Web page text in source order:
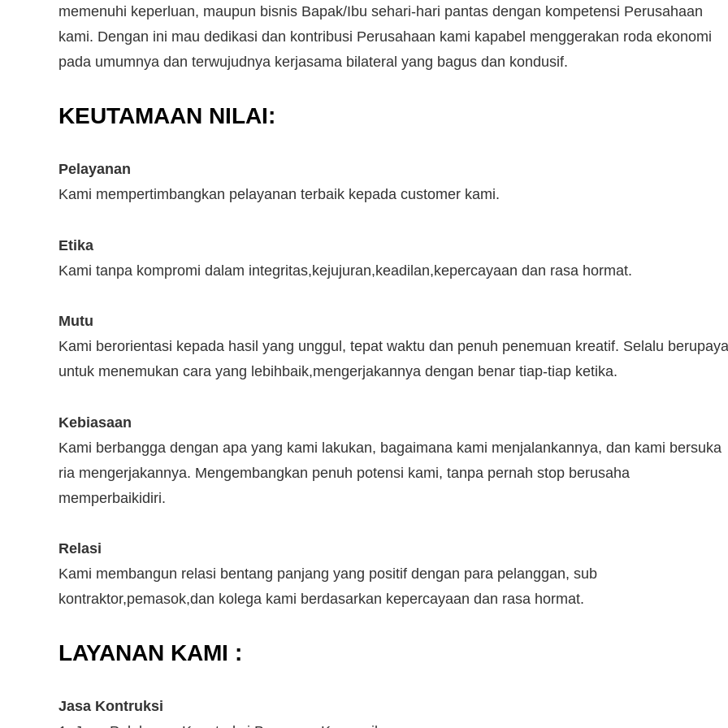
memenuhi keperluan, maupun bisnis Bapak/Ibu sehari-hari pantas dengan kompetensi Perusahaan
kami. Dengan ini mau dedikasi dan kontribusi Perusahaan kami kapabel menggerakan roda ekonomi
pada umumnya dan terwujudnya kerjasama bilateral yang bagus dan kondusif.
KEUTAMAAN NILAI:
Pelayanan
Kami mempertimbangkan pelayanan terbaik kepada customer kami.
Etika
Kami tanpa kompromi dalam integritas,kejujuran,keadilan,kepercayaan dan rasa hormat.
Mutu
Kami berorientasi kepada hasil yang unggul, tepat waktu dan penuh penemuan kreatif. Selalu berupaya
untuk menemukan cara yang lebihbaik,mengerjakannya dengan benar tiap-tiap ketika.
Kebiasaan
Kami berbangga dengan apa yang kami lakukan, bagaimana kami menjalankannya, dan kami bersuka
ria mengerjakannya. Mengembangkan penuh potensi kami, tanpa pernah stop berusaha
memperbaikidiri.
Relasi
Kami membangun relasi bentang panjang yang positif dengan para pelanggan, sub
kontraktor,pemasok,dan kolega kami berdasarkan kepercayaan dan rasa hormat.
LAYANAN KAMI :
Jasa Kontruksi